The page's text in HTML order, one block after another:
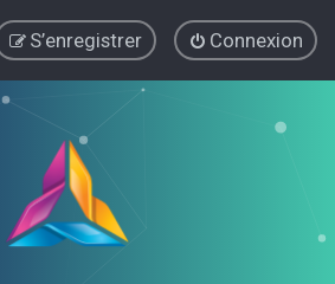
Connexion
S’enregistrer